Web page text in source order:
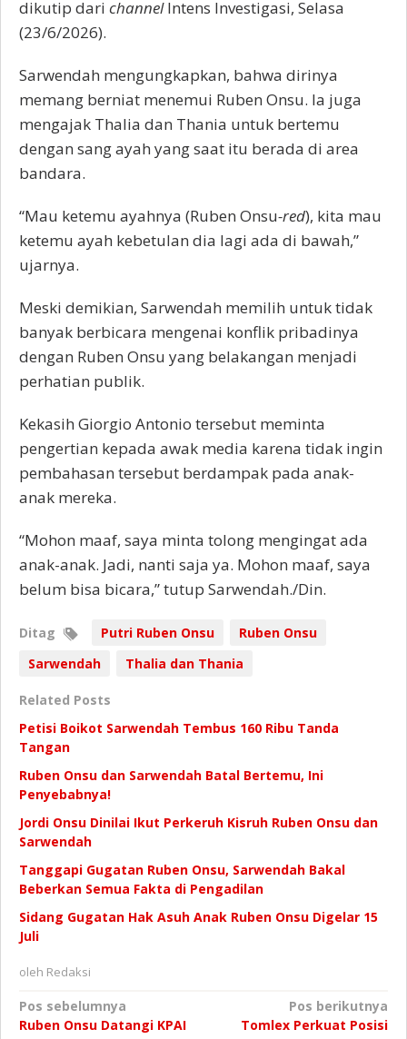
dikutip dari channelIntens Investigasi, Selasa
(23/6/2026).
Sarwendah mengungkapkan, bahwa dirinya
memang berniat menemui Ruben Onsu. Ia juga
mengajak Thalia dan Thania untuk bertemu
dengan sang ayah yang saat itu berada di area
bandara.
“Mau ketemu ayahnya (Ruben Onsu-red), kita mau
ketemu ayah kebetulan dia lagi ada di bawah,”
ujarnya.
Meski demikian, Sarwendah memilih untuk tidak
banyak berbicara mengenai konflik pribadinya
dengan Ruben Onsu yang belakangan menjadi
perhatian publik.
Kekasih Giorgio Antonio tersebut meminta
pengertian kepada awak media karena tidak ingin
pembahasan tersebut berdampak pada anak-
anak mereka.
“Mohon maaf, saya minta tolong mengingat ada
anak-anak. Jadi, nanti saja ya. Mohon maaf, saya
belum bisa bicara,” tutup Sarwendah./Din.
Ditag Putri Ruben Onsu
Ruben Onsu
Sarwendah
Thalia dan Thania
Related Posts
Petisi Boikot Sarwendah Tembus 160 Ribu Tanda
Tangan
Ruben Onsu dan Sarwendah Batal Bertemu, Ini
Penyebabnya!
Jordi Onsu Dinilai Ikut Perkeruh Kisruh Ruben Onsu dan
Sarwendah
Tanggapi Gugatan Ruben Onsu, Sarwendah Bakal
Beberkan Semua Fakta di Pengadilan
Sidang Gugatan Hak Asuh Anak Ruben Onsu Digelar 15
Juli
oleh Redaksi
Navigasi
Pos sebelumnya
Ruben Onsu Datangi KPAI
Pos berikutnya
Tomlex Perkuat Posisi